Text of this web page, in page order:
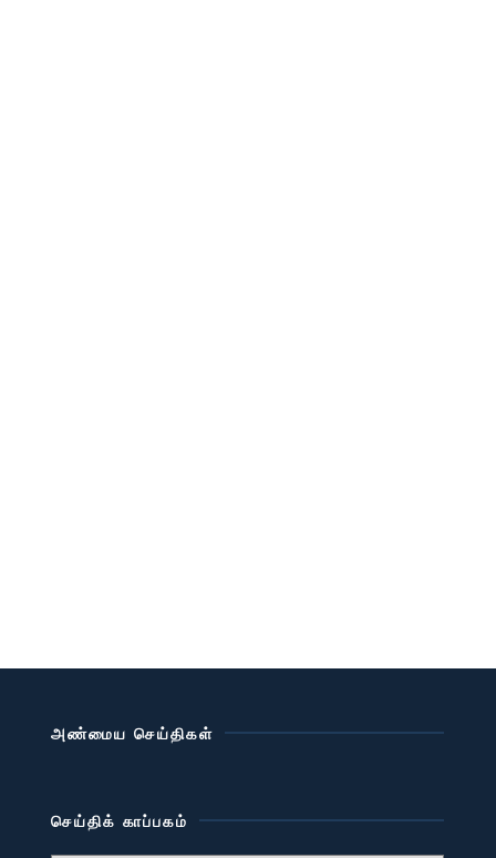
அண்மைய செய்திகள்
செய்திக் காப்பகம்